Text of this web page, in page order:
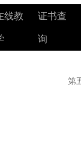
线教 证书查
询
第